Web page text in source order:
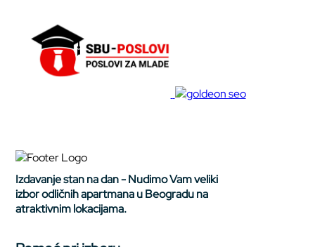
Izdavanje stan na dan - Nudimo Vam veliki
izbor odličnih apartmana u Beogradu na
atraktivnim lokacijama.